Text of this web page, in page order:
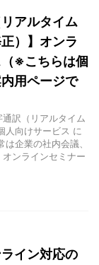
アルタイム
）】オンラ
※こちらは個
用ページで
訳（リアルタイム
人向けサービス に
企業の社内会議、
ンラインセミナー
ライン対応の